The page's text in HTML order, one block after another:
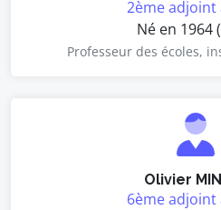
2ème adjoint
Né en 1964
Professeur des écoles,
Olivier
6ème adjoint